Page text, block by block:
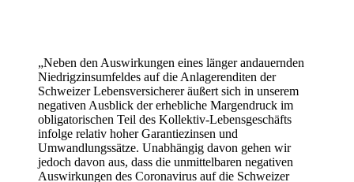
„Neben den Auswirkungen eines länger andauernden
Niedrigzinsumfeldes auf die Anlagerenditen der
Schweizer Lebensversicherer äußert sich in unserem
negativen Ausblick der erhebliche Margendruck im
obligatorischen Teil des Kollektiv-Lebensgeschäfts
infolge relativ hoher Garantiezinsen und
Umwandlungssätze. Unabhängig davon gehen wir
jedoch davon aus, dass die unmittelbaren negativen
Auswirkungen des Coronavirus auf die Schweizer